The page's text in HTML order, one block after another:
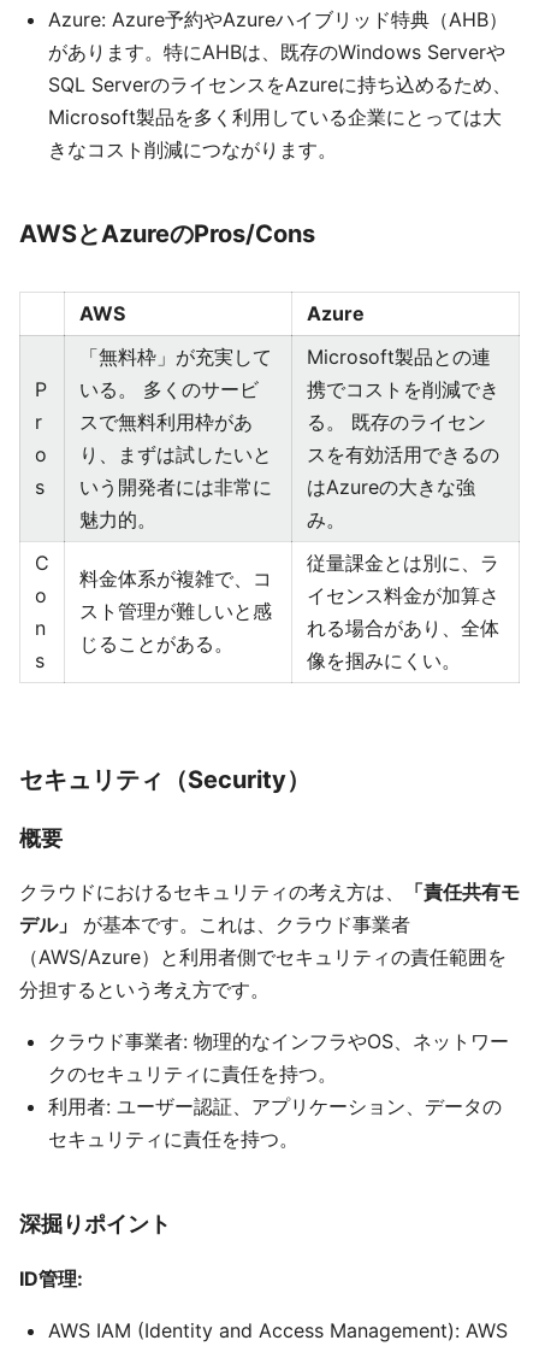
Azure: Azure予約やAzureハイブリッド特典（AHB）
があります。特にAHBは、既存のWindows Serverや
SQL ServerのライセンスをAzureに持ち込めるため、
Microsoft製品を多く利用している企業にとっては大
きなコスト削減につながります。
AWSとAzureのPros/Cons
AWS Azure
P
r
o
s
「無料枠」が充実して
いる。 多くのサービ
スで無料利用枠があ
り、まずは試したいと
いう開発者には非常に
魅力的。
Microsoft製品との連
携でコストを削減でき
る。 既存のライセン
スを有効活用できるの
はAzureの大きな強
み。
C
o
n
s
料金体系が複雑で、コ
スト管理が難しいと感
じることがある。
従量課金とは別に、ラ
イセンス料金が加算さ
れる場合があり、全体
像を掴みにくい。
セキュリティ（Security）
概要
クラウドにおけるセキュリティの考え方は、
「責任共有モ
デル」
が基本です。これは、クラウド事業者
（AWS/Azure）と利用者側でセキュリティの責任範囲を
分担するという考え方です。
クラウド事業者: 物理的なインフラやOS、ネットワー
クのセキュリティに責任を持つ。
利用者: ユーザー認証、アプリケーション、データの
セキュリティに責任を持つ。
深掘りポイント
ID管理:
AWS IAM (Identity and Access Management): AWS